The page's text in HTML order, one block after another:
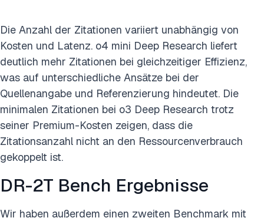
Die Anzahl der Zitationen variiert unabhängig von
Kosten und Latenz. o4 mini Deep Research liefert
deutlich mehr Zitationen bei gleichzeitiger Effizienz,
was auf unterschiedliche Ansätze bei der
Quellenangabe und Referenzierung hindeutet. Die
minimalen Zitationen bei o3 Deep Research trotz
seiner Premium-Kosten zeigen, dass die
Zitationsanzahl nicht an den Ressourcenverbrauch
gekoppelt ist.
DR-2T Bench Ergebnisse
Wir haben außerdem einen zweiten Benchmark mit